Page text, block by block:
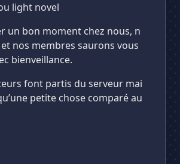
light novel
un bon moment chez nous, n
nos membres saurons vous
bienveillance.
font partis du serveur mai
petite chose comparé au